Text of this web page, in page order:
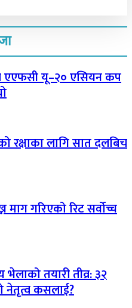
एएफसी यू–२० एसियन कप
रक्षाका लागि सात दलबिच
माग गरिएको रिट सर्वोच्च
भेलाको तयारी तीव्र: ३२
नेतृत्व कसलाई?